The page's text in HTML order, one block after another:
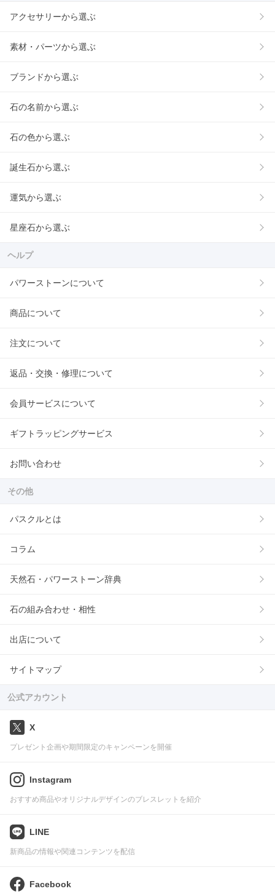
アクセサリーから選ぶ
素材・パーツから選ぶ
ブランドから選ぶ
石の名前から選ぶ
石の色から選ぶ
誕生石から選ぶ
運気から選ぶ
星座石から選ぶ
ヘルプ
パワーストーンについて
商品について
注文について
返品・交換・修理について
会員サービスについて
ギフトラッピングサービス
お問い合わせ
その他
パスクルとは
コラム
天然石・パワーストーン辞典
石の組み合わせ・相性
出店について
サイトマップ
公式アカウント
X
プレゼント企画や期間限定のキャンペーンを開催
Instagram
おすすめ商品やオリジナルデザインのブレスレットを紹介
LINE
新商品の情報や関連コンテンツを配信
Facebook